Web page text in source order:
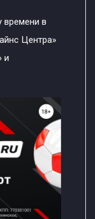
времени в
Центра»
и